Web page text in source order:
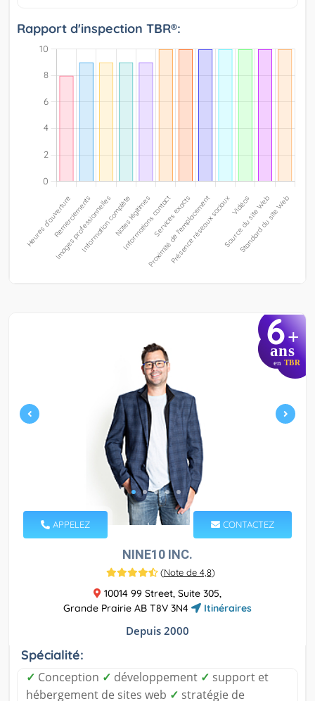
Rapport d'inspection TBR®:
6+
ans
en TBR
APPELEZ CONTACTEZ
NINE10 INC.
(Note de 4,8)
10014 99 Street, Suite 305,
Grande Prairie AB T8V 3N4
Itinéraires
Depuis 2000
Spécialité:
✓ Conception ✓ développement ✓ support et
hébergement de sites web ✓ stratégie de